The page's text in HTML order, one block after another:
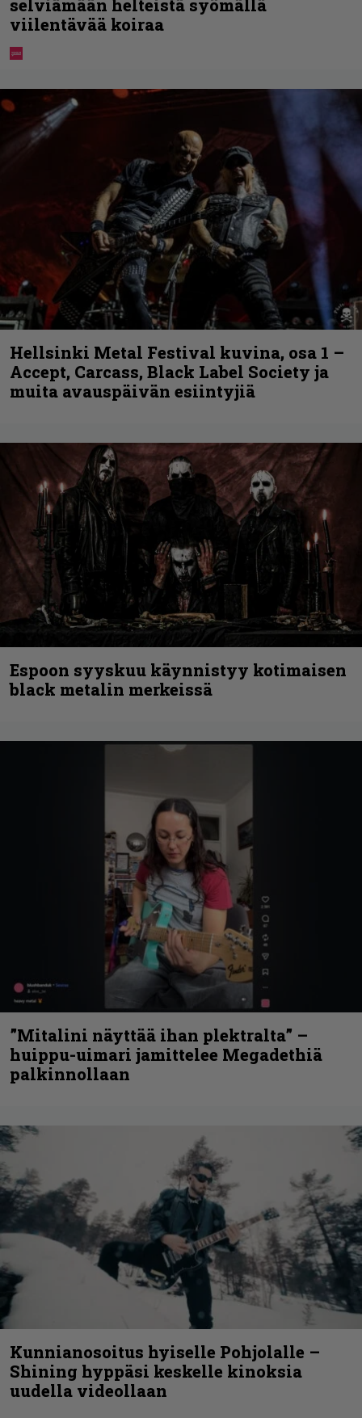
selviämään helteistä syömällä
viilentävää koiraa
Hellsinki Metal Festival kuvina, osa 1 –
Accept, Carcass, Black Label Society ja
muita avauspäivän esiintyjiä
Espoon syyskuu käynnistyy kotimaisen
black metalin merkeissä
”Mitalini näyttää ihan plektralta” –
huippu-uimari jamittelee Megadethiä
palkinnollaan
Kunnianosoitus hyiselle Pohjolalle –
Shining hyppäsi keskelle kinoksia
uudella videollaan